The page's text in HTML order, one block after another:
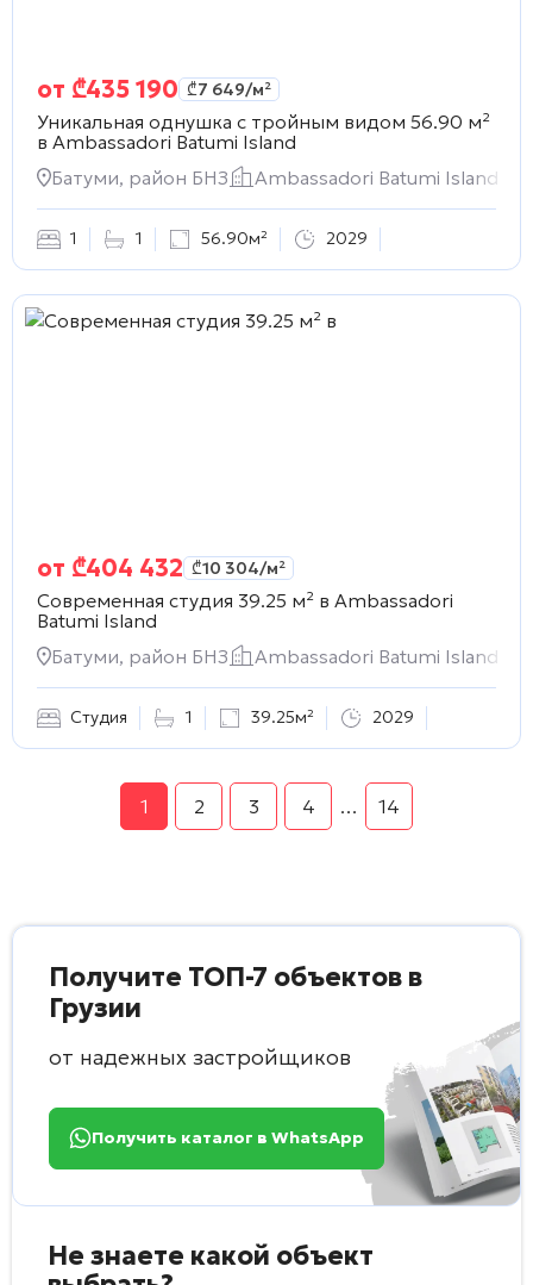
от ₾435 190 ₾7 649/м²
Уникальная однушка с тройным видом 56.90 м²
в Ambassadori Batumi Island
Батуми, район БНЗ
Ambassadori Batumi Island
1 1 56.90м² 2029
от ₾404 432 ₾10 304/м²
Современная студия 39.25 м² в Ambassadori
Batumi Island
Батуми, район БНЗ
Ambassadori Batumi Island
Студия 1 39.25м² 2029
1 2 3 4 … 14
Получите ТОП-7 объектов в
Грузии
от надежных застройщиков
Получить каталог в WhatsApp
Не знаете какой объект